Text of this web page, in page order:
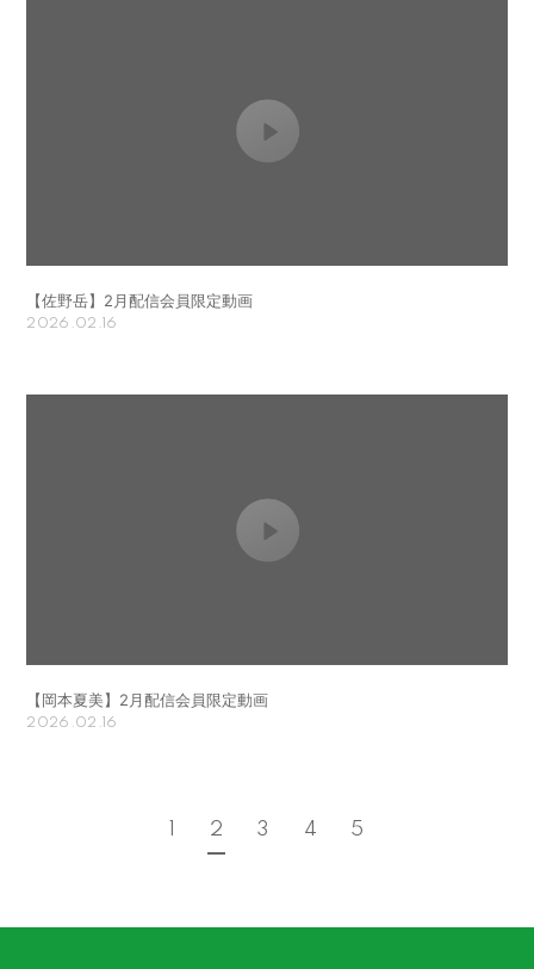
【佐野岳】2月配信会員限定動画
2026.02.16
【岡本夏美】2月配信会員限定動画
2026.02.16
2 3 4 5